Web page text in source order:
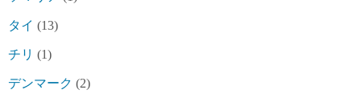
タイ (13)
チリ (1)
デンマーク (2)